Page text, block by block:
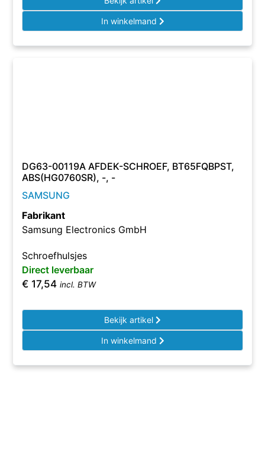
In winkelmand
DG63-00119A AFDEK-SCHROEF, BT65FQBPST,
ABS(HG0760SR), -, -
SAMSUNG
Fabrikant
Samsung Electronics GmbH
Schroefhulsjes
Direct leverbaar
€ 17,54 incl. BTW
Bekijk artikel
In winkelmand